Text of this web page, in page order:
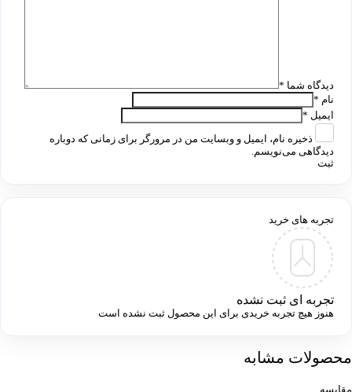
دیدگاه شما *
نام *
ایمیل *
ذخیره نام، ایمیل و وبسایت من در مرورگر برای زمانی که دوباره
دیدگاهی می‌نویسم.
تجربه های خرید
تجربه ای ثبت نشده
هنوز هیچ تجربه خریدی برای این محصول ثبت نشده است
محصولات مشابه
مقایسه